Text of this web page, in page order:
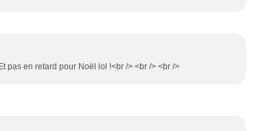
pas en retard pour Noël lol !<br /> <br /> <br />